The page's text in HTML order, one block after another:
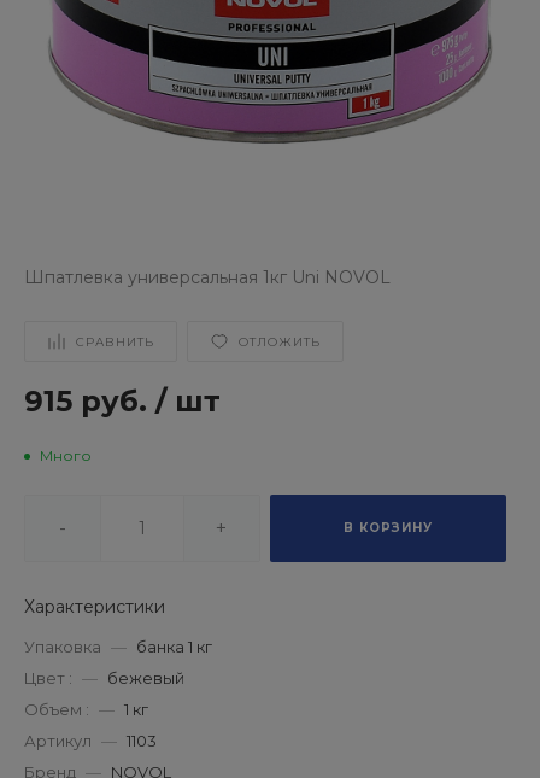
Шпатлевка универсальная 1кг Uni NOVOL
СРАВНИТЬ ОТЛОЖИТЬ
915 руб. / шт
Много
- + В КОРЗИНУ
Характеристики
Упаковка — банка 1 кг
Цвет : — бежевый
Объем : — 1 кг
Артикул — 1103
Бренд — NOVOL